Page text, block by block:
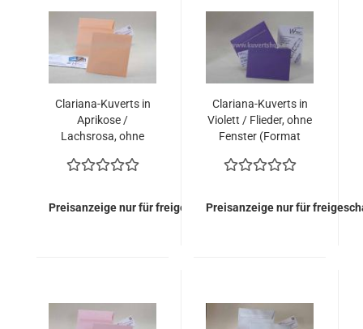
Clariana-Kuverts in
Aprikose /
Lachsrosa, ohne
155x155)
Preisanzeige nur für freigeschaltete Kunden
Clariana-Kuverts in
Violett / Flieder, ohne
Fenster (Format
Preisanzeige nur für